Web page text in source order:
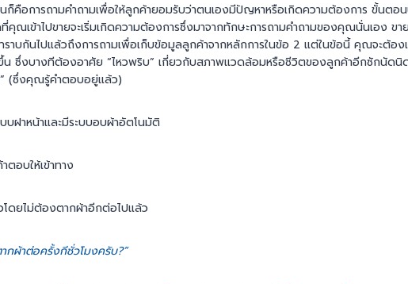
คือการถามคำถามเพื่อให้ลูกค้ายอมรับว่าตนเองมีปัญหาหรือเกิดความต้องการ ขั้นตอ
คุณเข้าไปขายจะเริ่มเกิดความต้องการซึ่งมาจากทักษะการถามคำถามของคุณนั่นเอง ขา
ราบกันไปแล้วถึงการถามเพื่อเก็บข้อมูลลูกค้าจากหลักการในข้อ 2 แต่ในข้อนี้ คุณจะต้อง
น ซึ่งบางทีต้องอาศัย “ไหวพริบ” เกี่ยวกับสภาพแวดล้อมหรือชีวิตของลูกค้าอีกซักนัดนิ
(ซึ่งคุณรู้คำตอบอยู่แล้ว)
บฝาหน้าและมีระบบอบผ้าอัตโนมัติ
ตอบให้เข้าทาง
โดยไม่ต้องตากผ้าอีกต่อไปแล้ว
ากผ้าต่อครั้งกีชั่วโมงครับ?”